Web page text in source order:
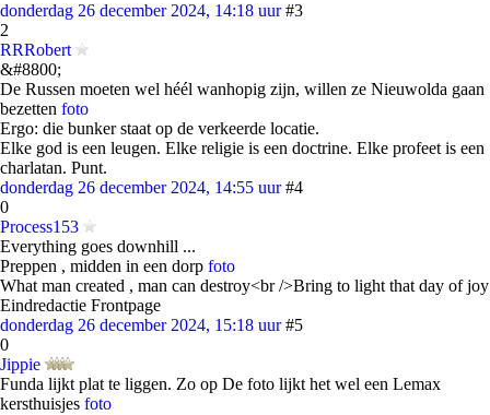
donderdag 26 december 2024, 14:18 uur #3
2
RRRobert
&#8800;
De Russen moeten wel héél wanhopig zijn, willen ze Nieuwolda gaan
bezetten foto
Ergo: die bunker staat op de verkeerde locatie.
Elke god is een leugen. Elke religie is een doctrine. Elke profeet is een
charlatan. Punt.
donderdag 26 december 2024, 14:55 uur #4
0
Process153
Everything goes downhill ...
Preppen , midden in een dorp foto
What man created , man can destroy<br />Bring to light that day of joy
Eindredactie Frontpage
donderdag 26 december 2024, 15:18 uur #5
0
Jippie
Funda lijkt plat te liggen. Zo op De foto lijkt het wel een Lemax
kersthuisjes foto